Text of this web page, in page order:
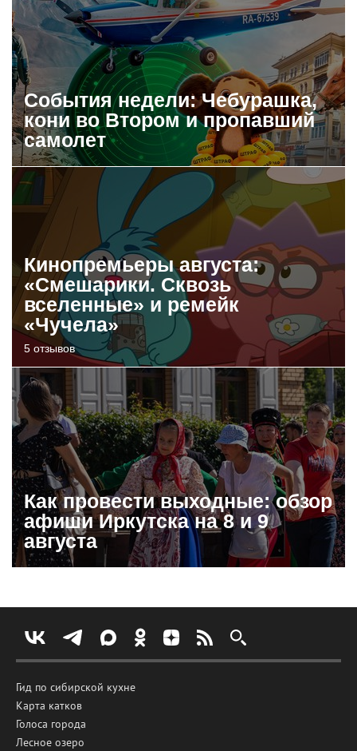
События недели: Чебурашка,
кони во Втором и пропавший
самолет
Кинопремьеры августа:
«Смешарики. Сквозь
вселенные» и ремейк
«Чучела»
5 отзывов
Как провести выходные: обзор
афиши Иркутска на 8 и 9
августа
Гид по сибирской кухне
Карта катков
Голоса города
Лесное озеро